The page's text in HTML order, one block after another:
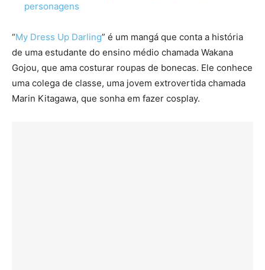
personagens
“My Dress Up Darling” é um mangá que conta a história
de uma estudante do ensino médio chamada Wakana
Gojou, que ama costurar roupas de bonecas. Ele conhece
uma colega de classe, uma jovem extrovertida chamada
Marin Kitagawa, que sonha em fazer cosplay.